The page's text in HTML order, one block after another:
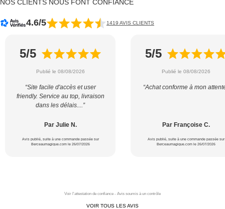
NOS CLIENTS NOUS FONT CONFIANCE
4.6/5 1419 AVIS CLIENTS
5/5
Publié le 08/08/2026
“Site facile d'accès et user
friendly. Service au top, livraison
dans les délais....”
Par Julie N.
Avis publié, suite à une commande passée sur
Berceaumagique.com le 26/07/2026
5/5
Publié le 08/08/2026
“Achat conforme à mon
Par Françoise C.
Avis publié, suite à une commande passée sur
Berceaumagique.com le 26/07/2026
Voir l'attestation de confiance - Avis soumis à un contrôle
VOIR TOUS LES AVIS